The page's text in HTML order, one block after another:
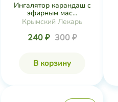
Ингалятор карандаш с
эфирным мас...
Крымский Лекарь
240 ₽ 300 ₽
В корзину